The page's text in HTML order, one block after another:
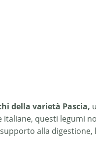
della varietà Pascia,
questi legumi
alla digestione,